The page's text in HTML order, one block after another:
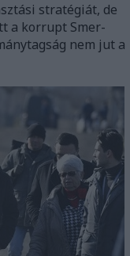
stratégiát, de
a korrupt Smer-
nem jut a